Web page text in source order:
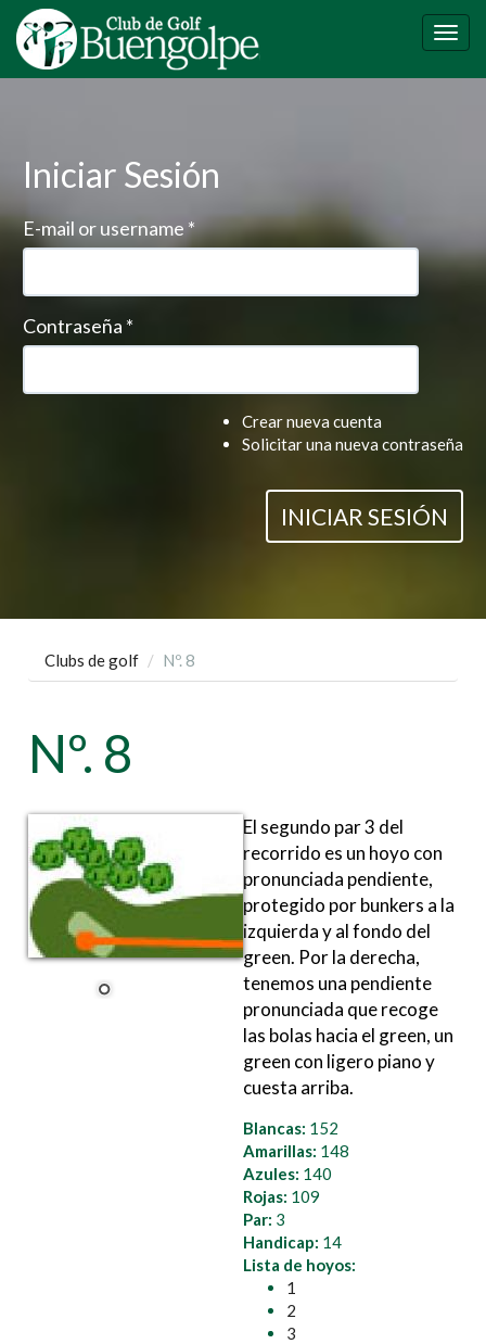
Pasar
contenido
principal
Iniciar Sesión
E-mail or username*
Contraseña *
Crear nueva cuenta
Solicitar una nueva contraseña
INICIAR SESIÓN
Clubs de golf Nº. 8
Nº. 8
El segundo par 3 del
recorrido es un hoyo con
pronunciada pendiente,
protegido por bunkers a la
izquierda y al fondo del
green. Por la derecha,
tenemos una pendiente
pronunciada que recoge
las bolas hacia el green, un
green con ligero piano y
cuesta arriba.
Blancas: 152
Amarillas: 148
Azules: 140
Rojas: 109
Par: 3
Handicap: 14
Lista de hoyos:
1
2
3